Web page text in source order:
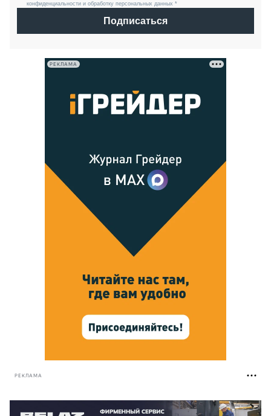
конфиденциальности и обработку персональных данных *
Подписаться
РЕКЛАМА
РЕКЛАМА